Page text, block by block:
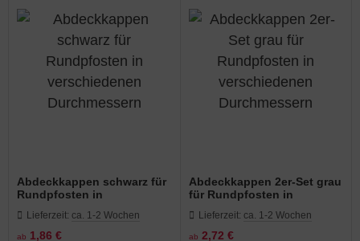
Abdeckkappen schwarz für
Rundpfosten in
Durchmessern
Lieferzeit: ca. 1-2 Wochen
ab 1,86 €
Abdeckkappen 2er-Set grau
für Rundpfosten in
Durchmessern
Lieferzeit: ca. 1-2 Wochen
ab 2,72 €